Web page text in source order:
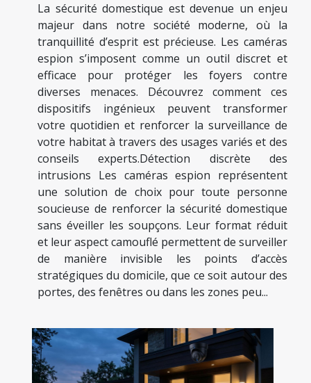
La sécurité domestique est devenue un enjeu
majeur dans notre société moderne, où la
tranquillité d’esprit est précieuse. Les caméras
espion s’imposent comme un outil discret et
efficace pour protéger les foyers contre
diverses menaces. Découvrez comment ces
dispositifs ingénieux peuvent transformer
votre quotidien et renforcer la surveillance de
votre habitat à travers des usages variés et des
conseils experts.Détection discrète des
intrusions Les caméras espion représentent
une solution de choix pour toute personne
soucieuse de renforcer la sécurité domestique
sans éveiller les soupçons. Leur format réduit
et leur aspect camouflé permettent de surveiller
de manière invisible les points d’accès
stratégiques du domicile, que ce soit autour des
portes, des fenêtres ou dans les zones peu...